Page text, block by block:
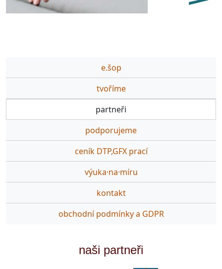
e.šop
tvoříme
partneři
podporujeme
ceník DTP,GFX prací
výuka·na·míru
kontakt
obchodní podmínky a GDPR
naši partneři